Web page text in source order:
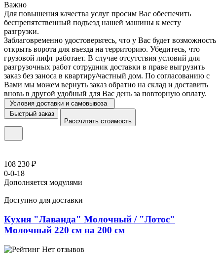
Важно
Для повышения качества услуг просим Вас обеспечить
беспрепятственный подъезд нашей машины к месту
разгрузки.
Заблаговременно удостоверьтесь, что у Вас будет возможность
открыть ворота для въезда на территорию. Убедитесь, что
грузовой лифт работает. В случае отсутствия условий для
разгрузочных работ сотрудник доставки в праве выгрузить
заказ без заноса в квартиру/частный дом. По согласованию с
Вами мы можем вернуть заказ обратно на склад и доставить
вновь в другой удобный для Вас день за повторную оплату.
Условия доставки и самовывоза
Быстрый заказ
Рассчитать стоимость
108 230 ₽
0-0-18
Дополняется модулями
Доступно для доставки
Кухня "Лаванда" Молочный / "Лотос"
Молочный 220 см на 200 см
Нет отзывов